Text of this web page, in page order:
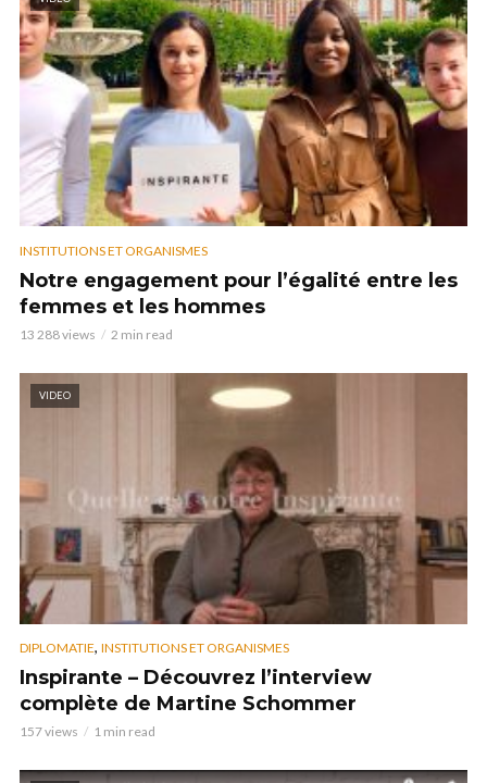
INSTITUTIONS ET ORGANISMES
Notre engagement pour l’égalité entre les
femmes et les hommes
13 288 views 2 min read
VIDEO
DIPLOMATIE, INSTITUTIONS ET ORGANISMES
Inspirante – Découvrez l’interview
complète de Martine Schommer
157 views 1 min read